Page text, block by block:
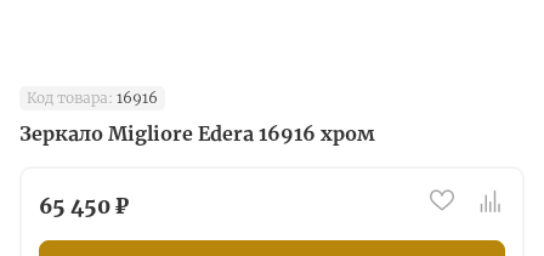
Код товара: 16916
Зеркало Migliore Edera 16916 хром
65 450 ₽